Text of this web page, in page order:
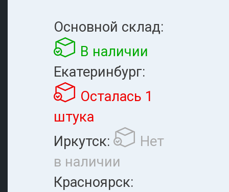
Основной склад:
В наличии
Екатеринбург:
Осталась 1
штука
Иркутск:
Нет
в наличии
Красноярск: